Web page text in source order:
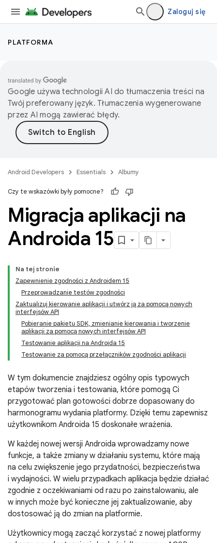
Zaloguj się
PLATFORMA
Google używa technologii AI do tłumaczenia treści na
Twój preferowany język. Tłumaczenia wygenerowane
przez AI mogą zawierać błędy.
Android Developers Essentials Albumy
Czy te wskazówki były pomocne?
Migracja aplikacji na
Androida 15
Na tej stronie
Zapewnienie zgodności z Androidem 15
Przeprowadzanie testów zgodności
Zaktualizuj kierowanie aplikacji i utwórz ją za pomocą nowych
interfejsów API
Pobieranie pakietu SDK, zmienianie kierowania i tworzenie
aplikacji za pomocą nowych interfejsów API
Testowanie aplikacji na Androida 15
Testowanie za pomocą przełączników zgodności aplikacji
W tym dokumencie znajdziesz ogólny opis typowych
etapów tworzenia i testowania, które pomogą Ci
przygotować plan gotowości dobrze dopasowany do
harmonogramu wydania platformy. Dzięki temu zapewnisz
użytkownikom Androida 15 doskonałe wrażenia.
W każdej nowej wersji Androida wprowadzamy nowe
funkcje, a także zmiany w działaniu systemu, które mają
na celu zwiększenie jego przydatności, bezpieczeństwa
i wydajności. W wielu przypadkach aplikacja będzie działać
zgodnie z oczekiwaniami od razu po zainstalowaniu, ale
w innych może być konieczne jej zaktualizowanie, aby
dostosować ją do zmian na platformie.
Użytkownicy mogą zacząć korzystać z nowej platformy